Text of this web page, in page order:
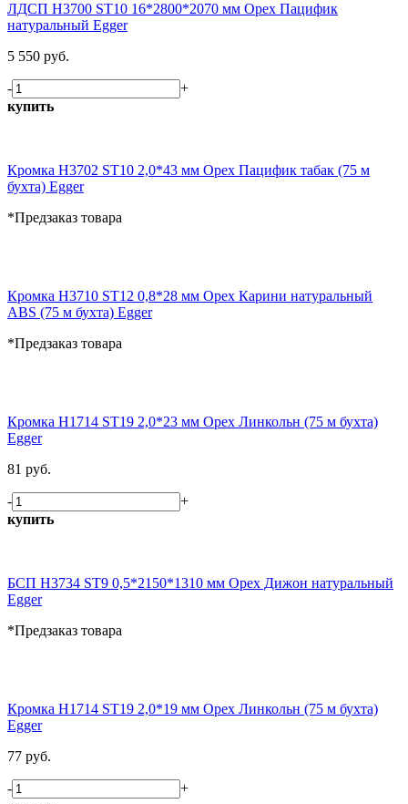
ЛДСП H3700 ST10 16*2800*2070 мм Орех Пацифик
натуральный Egger
5 550 руб.
-
+
купить
Кромка H3702 ST10 2,0*43 мм Орех Пацифик табак (75 м
бухта) Egger
*Предзаказ товара
Кромка H3710 ST12 0,8*28 мм Орех Карини натуральный
ABS (75 м бухта) Egger
*Предзаказ товара
Кромка H1714 ST19 2,0*23 мм Орех Линкольн (75 м бухта)
Egger
81 руб.
-
+
купить
БСП H3734 ST9 0,5*2150*1310 мм Орех Дижон натуральный
Egger
*Предзаказ товара
Кромка H1714 ST19 2,0*19 мм Орех Линкольн (75 м бухта)
Egger
77 руб.
-
+